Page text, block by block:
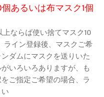
あるいは布マスク1個
ならば使い捨てマスク10
ライン登録後、マスクご希
ダムにマスクを送りいた
いろいろありますが、も
ご指定ご希望の場合、ラ